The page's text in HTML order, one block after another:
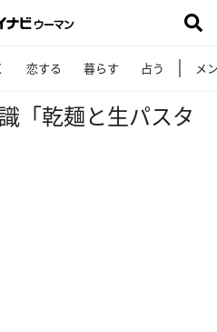
恋する 暮らす 占う メ
「乾麺と生パスタ